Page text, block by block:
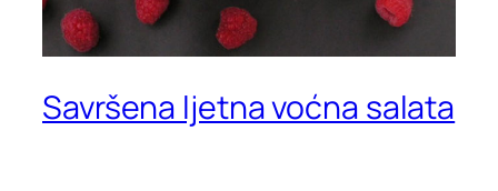
Savršena ljetna voćna salata